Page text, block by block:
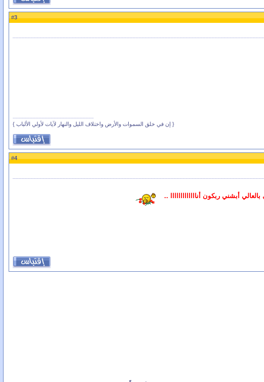
#
3
{ إن في خلق السموات والأرض واختلاف الليل والنهار لآيات لأولي الألباب }
#
4
أبشني ربكون أنااااااااااااا ..